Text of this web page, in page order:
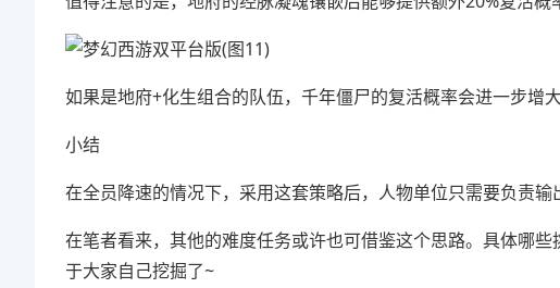
如果是地府+化生组合的队伍，千年僵尸的复活概率会进一步增大
小结
在全员降速的情况下，采用这套策略后，人物单位只需要负责
在笔者看来，其他的难度任务或许也可借鉴这个思路。具体哪
于大家自己挖掘了~